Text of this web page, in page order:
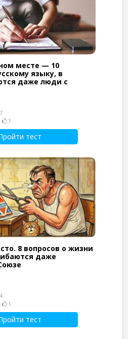
месте — 10
языку, в
даже люди с
1
тест
8 вопросов о жизни
даже
1
тест